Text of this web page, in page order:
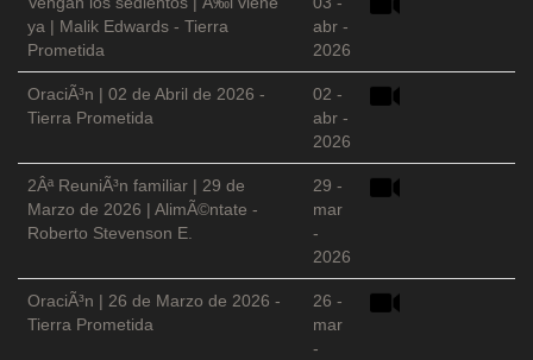
ya | Malik Edwards - Tierra
Prometida
abr -
2026
OraciÃ³n | 02 de Abril de 2026 -
Tierra Prometida
02 -
abr -
2026
2Âª ReuniÃ³n familiar | 29 de
Marzo de 2026 | AlimÃ©ntate -
Roberto Stevenson E.
29 -
mar
-
2026
OraciÃ³n | 26 de Marzo de 2026 -
Tierra Prometida
26 -
mar
-